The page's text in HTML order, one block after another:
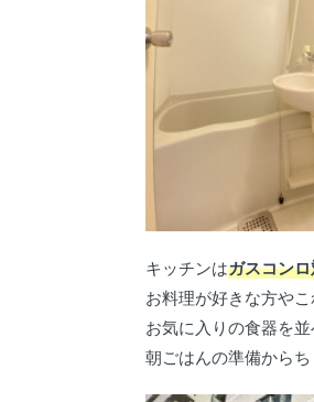
キッチンはガスコン
お料理が好きな方や
お気に入りの食器を
朝ごはんの準備から